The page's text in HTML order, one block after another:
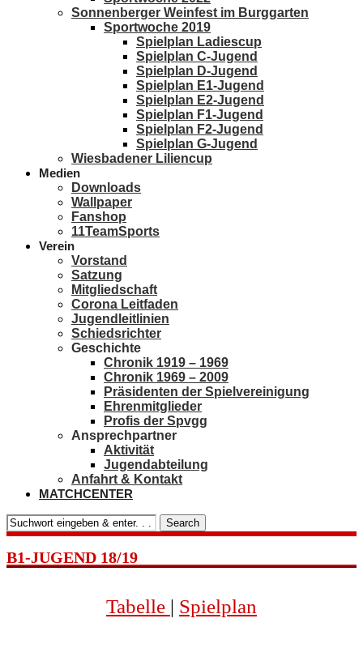
Sonnenberger Weinfest im Burggarten
Sportwoche 2019
Spielplan Ladiescup
Spielplan C-Jugend
Spielplan D-Jugend
Spielplan E1-Jugend
Spielplan E2-Jugend
Spielplan F1-Jugend
Spielplan F2-Jugend
Spielplan G-Jugend
Wiesbadener Liliencup
Medien
Downloads
Wallpaper
Fanshop
11TeamSports
Verein
Vorstand
Satzung
Mitgliedschaft
Corona Leitfaden
Jugendleitlinien
Schiedsrichter
Geschichte
Chronik 1919 – 1969
Chronik 1969 – 2009
Präsidenten der Spielvereinigung
Ehrenmitglieder
Profis der Spvgg
Ansprechpartner
Aktivität
Jugendabteilung
Anfahrt & Kontakt
MATCHCENTER
Search
B1-JUGEND 18/19
Tabelle | Spielplan